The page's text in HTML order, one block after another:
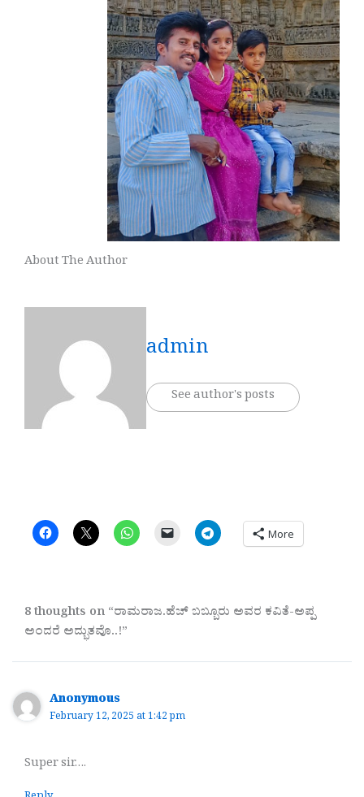
About The Author
admin
See author's posts
More
8 thoughts on “ರಾಮರಾಜ.ಹೆಚ್ ಬಬ್ಬೂರು ಅವರ ಕವಿತೆ-ಅಪ್ಪ
ಅಂದರೆ ಅದ್ಭುತವೊ..!”
Anonymous
February 12, 2025 at 1:42 pm
Super sir….